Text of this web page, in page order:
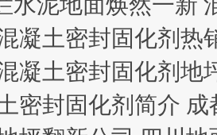
凝土密封固化剂热
凝土密封固化剂地
密封固化剂简介 成